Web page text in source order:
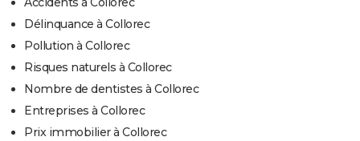
Délinquance à Collorec
Pollution à Collorec
Risques naturels à Collorec
Nombre de dentistes à Collorec
Entreprises à Collorec
Prix immobilier à Collorec